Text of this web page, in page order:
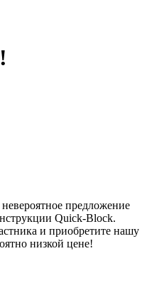
предложение
Quick-Block.
и приобретите нашу
низкой цене!